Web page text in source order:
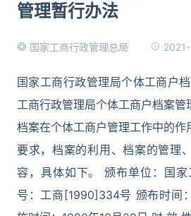
管理暂行办法
国家工商行政管理总局
国家工商行政管理局个体工商户
工商行政管理局个体工商户档案管
档案在个体工商户管理工作中的作
要求，档案的利用、档案的管理
容，具体如下。 颁布单位：国
号：工商[1990]334号 颁布时间